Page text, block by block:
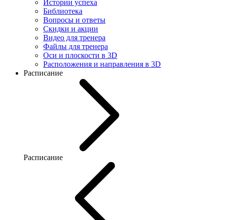
Истории успеха
Библиотека
Вопросы и ответы
Скидки и акции
Видео для тренера
Файлы для тренера
Оси и плоскости в 3D
Расположения и направления в 3D
Расписание
Расписание